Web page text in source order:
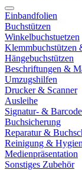
Einbandfolien
Buchstützen
Winkelbuchstuetzen
Klemmbuchstützen
Hängebuchstützen
Beschriftungen &
Umzugshilfen
Drucker & Scanner
Ausleihe
Signatur- &
Buchsicherung
Reparatur &
Reinigung &
Medienpräsentation
Sonstiges Zubehör